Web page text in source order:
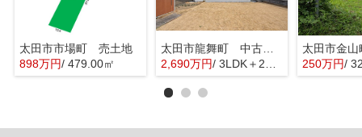
太田市市場町 売土地
898万円/ 479.00㎡
太田市龍舞町 中古戸建
2,690万円/ 3LDK＋2S(納戸)
太田市金
250万円/